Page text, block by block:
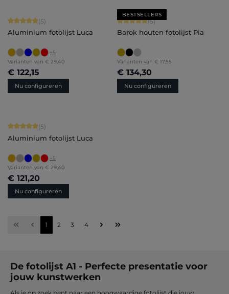
Gemiddelde waardering van 5 van 5 sterren
(5)
Aluminium fotolijst Luca
+5
Varianten van € 29,40
€ 122,15
Nu configureren
BESTSELLERS
Gemiddelde waardering van 5 van 5
(5)
Barok houten fotolijst Pia
Varianten van € 17,55
€ 134,30
Nu configureren
Gemiddelde waardering van 5 van 5 sterren
(5)
Aluminium fotolijst Luca
+5
Varianten van € 29,40
€ 121,20
Nu configureren
Pagina
1 Pagina
2 Pagina
3 Pagina
4
De fotolijst A1 - Perfecte presentatie voor
jouw kunstwerken